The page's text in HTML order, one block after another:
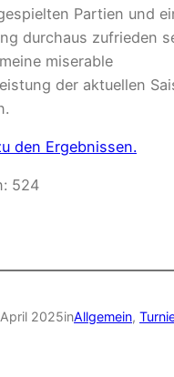
Partien und
durchaus zufrieden
miserable
der aktuellen
den Ergebnissen.
524
2025inAllgemein,